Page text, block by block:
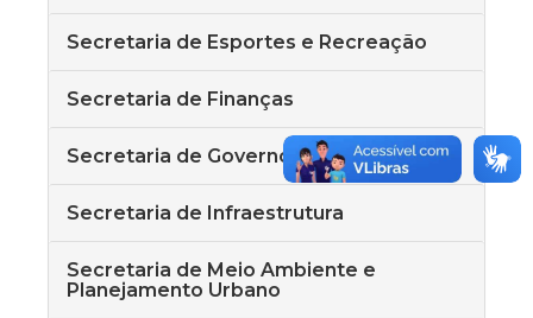
Secretaria de Esportes e Recreação
Secretaria de Finanças
Secretaria de Governo
Secretaria de Infraestrutura
Secretaria de Meio Ambiente e
Planejamento Urbano